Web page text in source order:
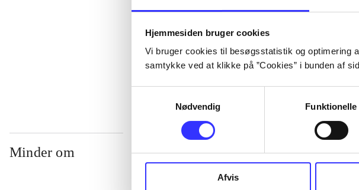
Hjemmesiden bruger cookies
Vi bruger cookies til besøgsstatistik og
samtykke ved at klikke på ”Cookies” i bunden af
Nødvendig
Funktionelle
Afvis
...
Minder om